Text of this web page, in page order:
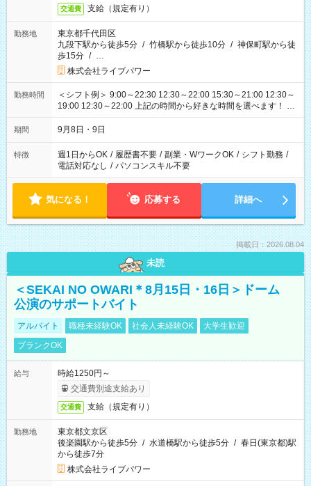
交通費 支給（規定有り）
勤務地
東京都千代田区
九段下駅から徒歩5分 / 竹橋駅から徒歩10分 / 神保町駅から徒
歩15分 / …
株式会社ライブパワー
勤務時間
＜シフト例＞ 9:00～22:30 12:30～22:00 15:30～21:00 12:30～
19:00 12:30～22:00 上記の時間から好きな時間を選べます！ ※
時間は変更となる可能性があります
期間 9月8日・9日
特徴 週1日からOK / 履歴書不要 / 副業・WワークOK / シフト勤務 /
電話対応なし / パソコンスキル不要
気になる！ 応募する 詳細へ
掲載日：2026.08.04
未読
＜SEKAI NO OWARI＊8月15日・16日＞ドーム
公演のサポートバイト
アルバイト 職種未経験OK 社会人未経験OK
大学生歓迎
ブランクOK
給与
時給1250円～
交通費別途支給あり
交通費 支給（規定有り）
勤務地
東京都文京区
後楽園駅から徒歩5分 / 水道橋駅から徒歩5分 / 春日(東京都)駅
から徒歩7分
株式会社ライブパワー